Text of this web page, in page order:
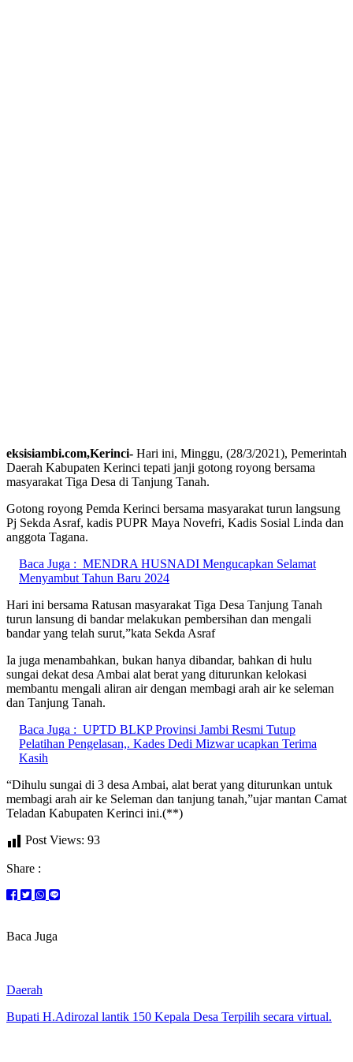
eksisiambi.com,Kerinci- Hari ini, Minggu, (28/3/2021), Pemerintah
Daerah Kabupaten Kerinci tepati janji gotong royong bersama
masyarakat Tiga Desa di Tanjung Tanah.
Gotong royong Pemda Kerinci bersama masyarakat turun langsung
Pj Sekda Asraf, kadis PUPR Maya Novefri, Kadis Sosial Linda dan
anggota Tagana.
Baca Juga : MENDRA HUSNADI Mengucapkan Selamat
Menyambut Tahun Baru 2024
Hari ini bersama Ratusan masyarakat Tiga Desa Tanjung Tanah
turun lansung di bandar melakukan pembersihan dan mengali
bandar yang telah surut,”kata Sekda Asraf
Ia juga menambahkan, bukan hanya dibandar, bahkan di hulu
sungai dekat desa Ambai alat berat yang diturunkan kelokasi
membantu mengali aliran air dengan membagi arah air ke seleman
dan Tanjung Tanah.
Baca Juga : UPTD BLKP Provinsi Jambi Resmi Tutup
Pelatihan Pengelasan,. Kades Dedi Mizwar ucapkan Terima
Kasih
“Dihulu sungai di 3 desa Ambai, alat berat yang diturunkan untuk
membagi arah air ke Seleman dan tanjung tanah,”ujar mantan Camat
Teladan Kabupaten Kerinci ini.(**)
Post Views: 93
Share :
Baca Juga
Daerah
Bupati H.Adirozal lantik 150 Kepala Desa Terpilih secara virtual.